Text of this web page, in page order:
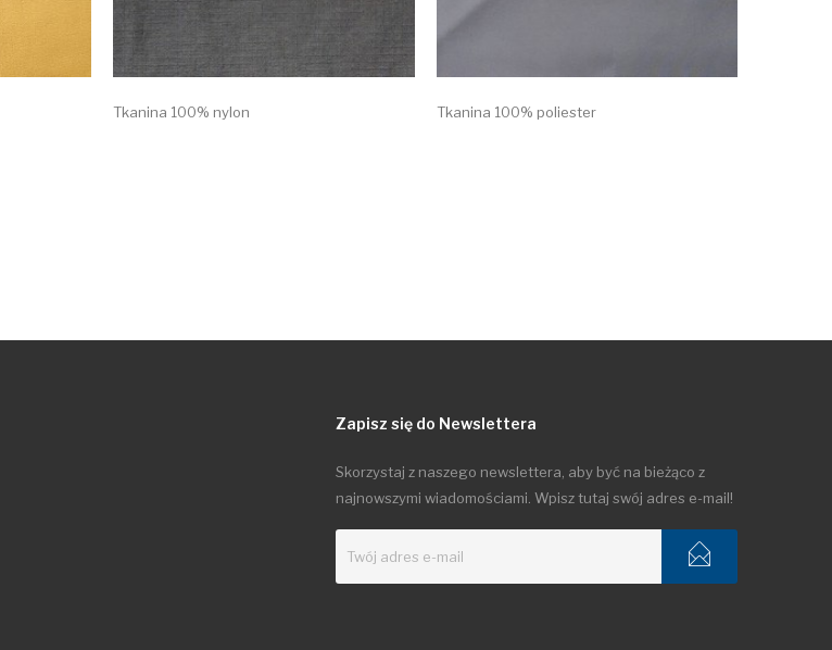
Tkanina 100% nylon Tkanina 100% poliester
Zapisz się do Newslettera
Skorzystaj z naszego newslettera, aby być na bieżąco z
najnowszymi wiadomościami. Wpisz tutaj swój adres e-mail!